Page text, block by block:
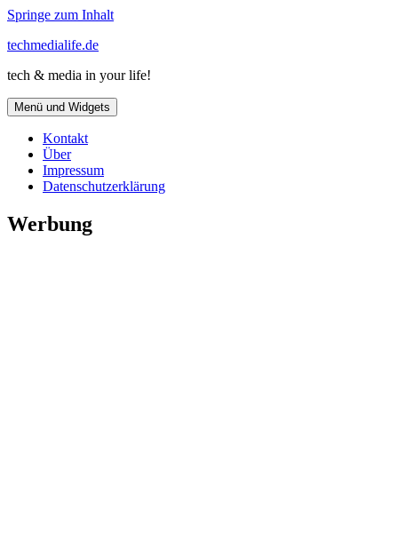
Springe zum Inhalt
techmedialife.de
tech & media in your life!
Menü und Widgets
Kontakt
Über
Impressum
Datenschutzerklärung
Werbung